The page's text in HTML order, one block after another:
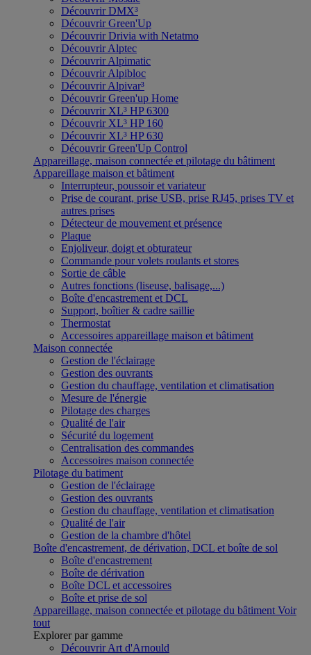
Découvrir DMX³
Découvrir Green'Up
Découvrir Drivia with Netatmo
Découvrir Alptec
Découvrir Alpimatic
Découvrir Alpibloc
Découvrir Alpivar³
Découvrir Green'up Home
Découvrir XL³ HP 6300
Découvrir XL³ HP 160
Découvrir XL³ HP 630
Découvrir Green'Up Control
Appareillage, maison connectée et pilotage du bâtiment
Appareillage maison et bâtiment
Interrupteur, poussoir et variateur
Prise de courant, prise USB, prise RJ45, prises TV et
autres prises
Détecteur de mouvement et présence
Plaque
Enjoliveur, doigt et obturateur
Commande pour volets roulants et stores
Sortie de câble
Autres fonctions (liseuse, balisage,...)
Boîte d'encastrement et DCL
Support, boîtier & cadre saillie
Thermostat
Accessoires appareillage maison et bâtiment
Maison connectée
Gestion de l'éclairage
Gestion des ouvrants
Gestion du chauffage, ventilation et climatisation
Mesure de l'énergie
Pilotage des charges
Qualité de l'air
Sécurité du logement
Centralisation des commandes
Accessoires maison connectée
Pilotage du batiment
Gestion de l'éclairage
Gestion des ouvrants
Gestion du chauffage, ventilation et climatisation
Qualité de l'air
Gestion de la chambre d'hôtel
Boîte d'encastrement, de dérivation, DCL et boîte de sol
Boîte d'encastrement
Boîte de dérivation
Boîte DCL et accessoires
Boîte et prise de sol
Appareillage, maison connectée et pilotage du bâtiment Voir
tout
Explorer par gamme
Découvrir Art d'Arnould